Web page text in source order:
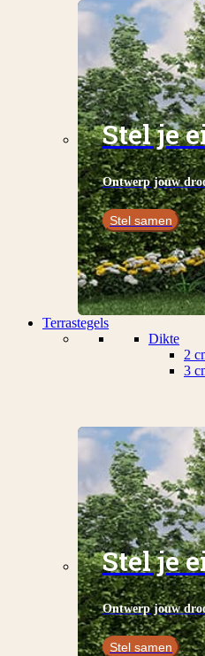
Stel je
Ontwerp jouw
Stel samen
Terrastegels
Dikte
2
3
Stel je
Ontwerp jouw
Stel samen